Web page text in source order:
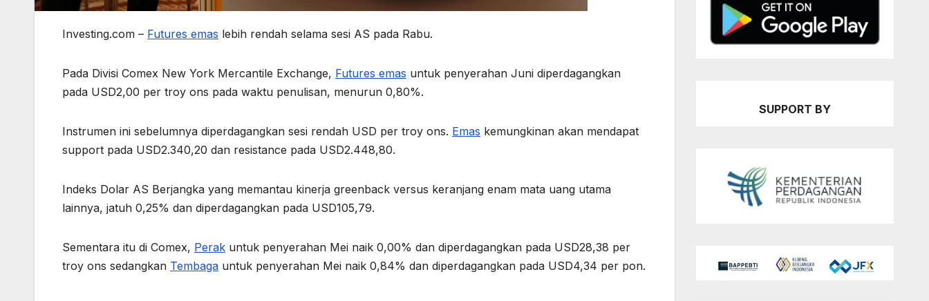
Investing.com – Futures emas lebih rendah selama sesi AS pada Rabu.
Pada Divisi Comex New York Mercantile Exchange, Futures emas untuk penyerahan Juni diperdagangkan
pada USD2,00 per troy ons pada waktu penulisan, menurun 0,80%.
Instrumen ini sebelumnya diperdagangkan sesi rendah USD per troy ons. Emas kemungkinan akan mendapat
support pada USD2.340,20 dan resistance pada USD2.448,80.
Indeks Dolar AS Berjangka yang memantau kinerja greenback versus keranjang enam mata uang utama
lainnya, jatuh 0,25% dan diperdagangkan pada USD105,79.
Sementara itu di Comex, Perak untuk penyerahan Mei naik 0,00% dan diperdagangkan pada USD28,38 per
troy ons sedangkan Tembaga untuk penyerahan Mei naik 0,84% dan diperdagangkan pada USD4,34 per pon.
SUPPORT BY